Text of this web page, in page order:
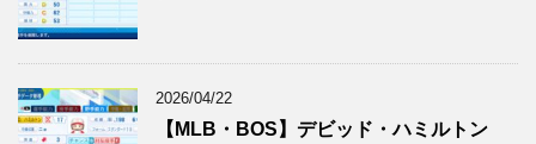
2026/04/22
【MLB・BOS】デビッド・ハミルトン